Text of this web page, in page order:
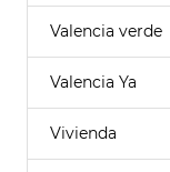
Valencia verde
Valencia Ya
Vivienda